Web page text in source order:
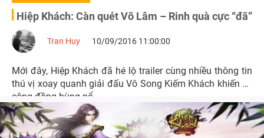
Hiệp Khách: Càn quét Võ Lâm – Rinh quà cực “đã”
Tran Huy 10/09/2016 11:00:00
Mới đây, Hiệp Khách đã hé lộ trailer cùng nhiều thông tin
thú vị xoay quanh giải đấu Vô Song Kiếm Khách khiến cả
cộng đồng bùng nổ.